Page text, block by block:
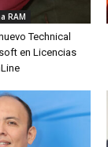
RAM
Technical
en Licencias